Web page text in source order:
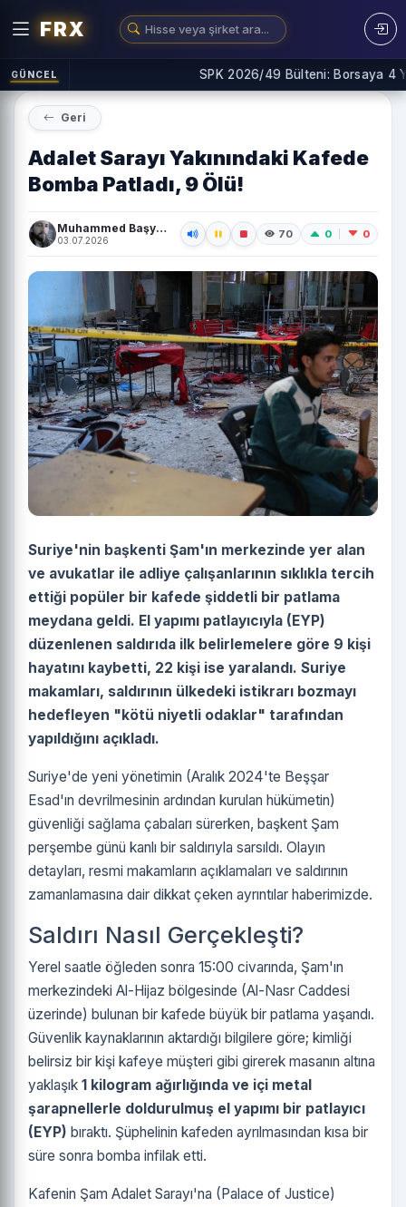
FRX
GÜNCEL SPK 2026/49 Bülteni: Borsaya 4
Geri
Adalet Sarayı Yakınındaki Kafede
Bomba Patladı, 9 Ölü!
Muhammed Başyiğit
03.07.2026 70 0 0
Suriye'nin başkenti Şam'ın merkezinde yer alan
ve avukatlar ile adliye çalışanlarının sıklıkla tercih
ettiği popüler bir kafede şiddetli bir patlama
meydana geldi. El yapımı patlayıcıyla (EYP)
düzenlenen saldırıda ilk belirlemelere göre 9 kişi
hayatını kaybetti, 22 kişi ise yaralandı. Suriye
makamları, saldırının ülkedeki istikrarı bozmayı
hedefleyen "kötü niyetli odaklar" tarafından
yapıldığını açıkladı.
Suriye'de yeni yönetimin (Aralık 2024'te Beşşar
Esad'ın devrilmesinin ardından kurulan hükümetin)
güvenliği sağlama çabaları sürerken, başkent Şam
perşembe günü kanlı bir saldırıyla sarsıldı. Olayın
detayları, resmi makamların açıklamaları ve saldırının
zamanlamasına dair dikkat çeken ayrıntılar haberimizde.
Saldırı Nasıl Gerçekleşti?
Yerel saatle öğleden sonra 15:00 civarında, Şam'ın
merkezindeki Al-Hijaz bölgesinde (Al-Nasr Caddesi
üzerinde) bulunan bir kafede büyük bir patlama yaşandı.
Güvenlik kaynaklarının aktardığı bilgilere göre; kimliği
belirsiz bir kişi kafeye müşteri gibi girerek masanın altına
yaklaşık 1 kilogram ağırlığında ve içi metal
şarapnellerle doldurulmuş el yapımı bir patlayıcı
(EYP) bıraktı. Şüphelinin kafeden ayrılmasından kısa bir
süre sonra bomba infilak etti.
Kafenin Şam Adalet Sarayı'na (Palace of Justice)